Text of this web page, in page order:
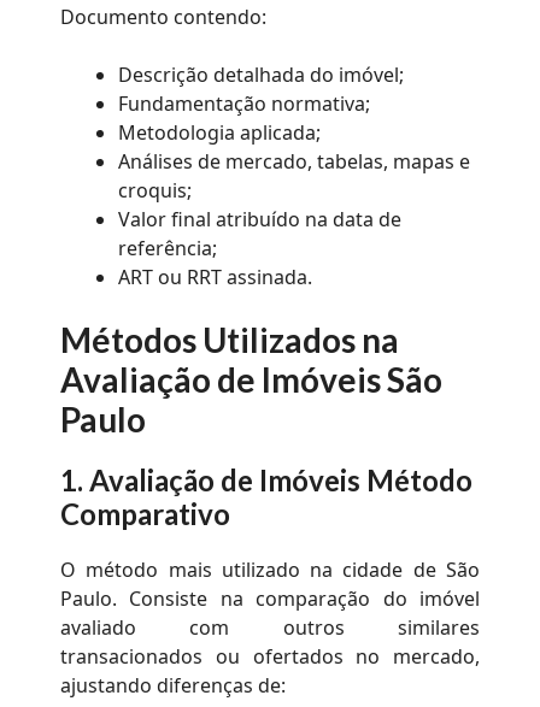
Documento contendo:
Descrição detalhada do imóvel;
Fundamentação normativa;
Metodologia aplicada;
Análises de mercado, tabelas, mapas e
croquis;
Valor final atribuído na data de
referência;
ART ou RRT assinada.
Métodos Utilizados na
Avaliação de Imóveis São
Paulo
1. Avaliação de Imóveis Método
Comparativo
O método mais utilizado na cidade de São
Paulo. Consiste na comparação do imóvel
avaliado com outros similares
transacionados ou ofertados no mercado,
ajustando diferenças de: